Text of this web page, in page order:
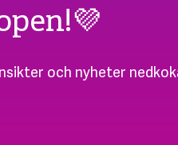
och nyheter